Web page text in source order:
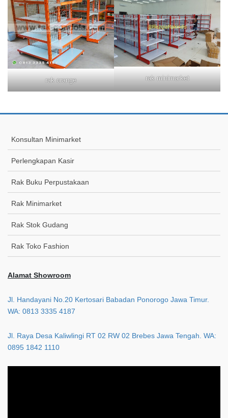
rak orange rak minimarket
Konsultan Minimarket
Perlengkapan Kasir
Rak Buku Perpustakaan
Rak Minimarket
Rak Stok Gudang
Rak Toko Fashion
Alamat Showroom
Jl. Handayani No.20 Kertosari Babadan Ponorogo Jawa Timur.
WA: 0813 3335 4187
Jl. Raya Desa Kaliwlingi RT 02 RW 02 Brebes Jawa Tengah. WA:
0895 1842 1110